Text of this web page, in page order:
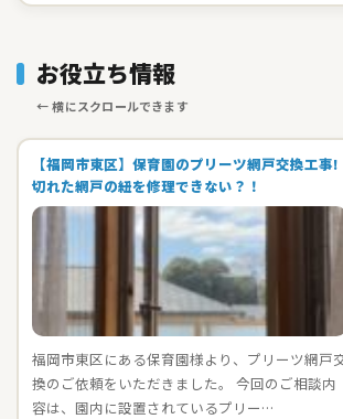
お役立ち情報
【福岡市東区】保育園のプリーツ網戸交換工事!
切れた網戸の紐を修理できない？！
福岡市東区にある保育園様より、プリーツ網戸
換のご依頼をいただきました。 今回のご相談内
容は、園内に設置されているプリー…